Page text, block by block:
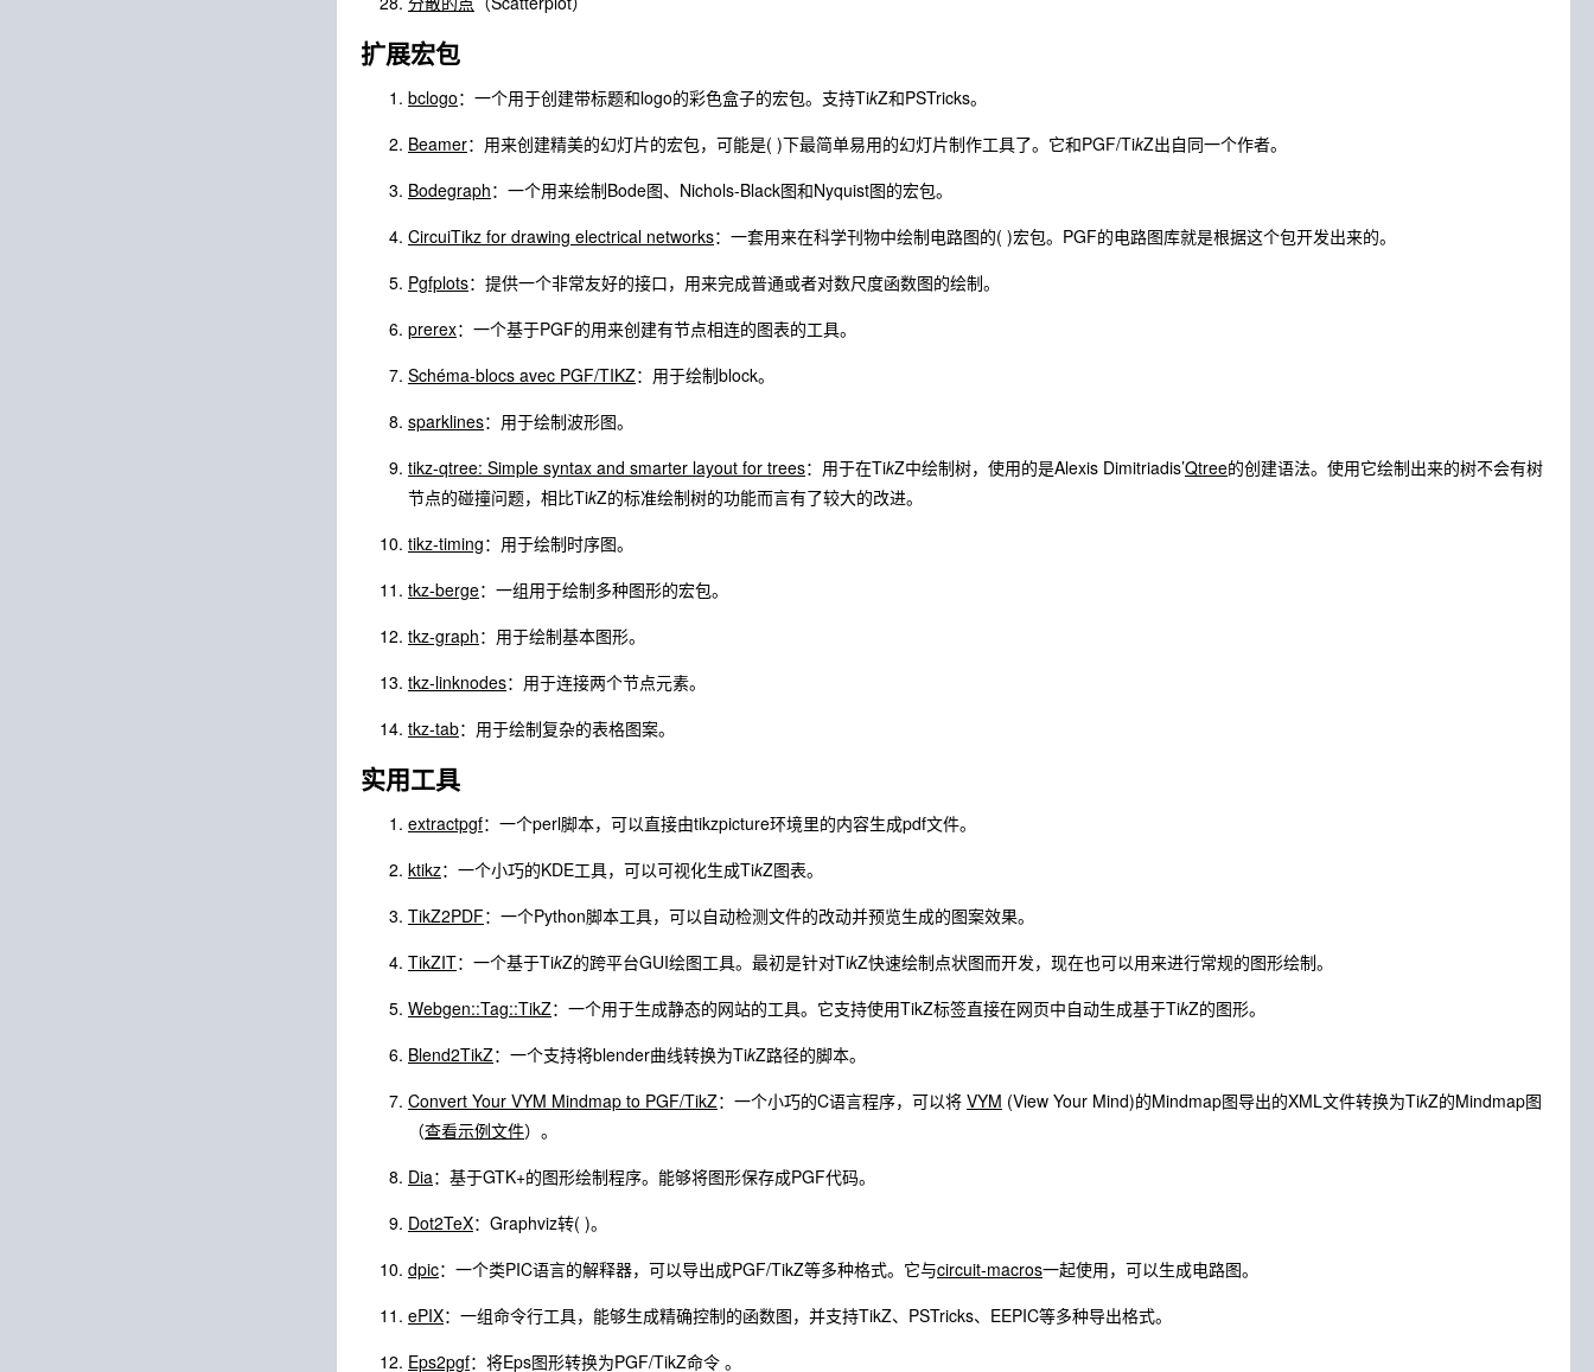
扩展宏包
bclogo：一个用于创建带标题和logo的彩色盒子的宏包。支持TikZ和PSTricks。
Beamer：用来创建精美的幻灯片的宏包，可能是( )下最简单易用的幻灯片制作工具了。它和PGF/TikZ出自同一个作者。
Bodegraph：一个用来绘制Bode图、Nichols-Black图和Nyquist图的宏包。
CircuiTikz for drawing electrical networks：一套用来在科学刊物中绘制电路图的( )宏包。PGF的电路图库就是根据这个包开发出来的。
Pgfplots：提供一个非常友好的接口，用来完成普通或者对数尺度函数图的绘制。
prerex：一个基于PGF的用来创建有节点相连的图表的工具。
Schéma-blocs avec PGF/TIKZ：用于绘制block。
sparklines：用于绘制波形图。
tikz-qtree: Simple syntax and smarter layout for trees：用于在TikZ中绘制树，使用的是Alexis Dimitriadis’Qtree的创建语法。使用它绘制出来的树不会有树
节点的碰撞问题，相比TikZ的标准绘制树的功能而言有了较大的改进。
tikz-timing：用于绘制时序图。
tkz-berge：一组用于绘制多种图形的宏包。
tkz-graph：用于绘制基本图形。
tkz-linknodes：用于连接两个节点元素。
tkz-tab：用于绘制复杂的表格图案。
实用工具
extractpgf：一个perl脚本，可以直接由tikzpicture环境里的内容生成pdf文件。
ktikz：一个小巧的KDE工具，可以可视化生成TikZ图表。
TikZ2PDF：一个Python脚本工具，可以自动检测文件的改动并预览生成的图案效果。
TikZIT：一个基于TikZ的跨平台GUI绘图工具。最初是针对TikZ快速绘制点状图而开发，现在也可以用来进行常规的图形绘制。
Webgen::Tag::TikZ：一个用于生成静态的网站的工具。它支持使用TikZ标签直接在网页中自动生成基于TikZ的图形。
Blend2TikZ：一个支持将blender曲线转换为TikZ路径的脚本。
Convert Your VYM Mindmap to PGF/TikZ：一个小巧的C语言程序，可以将 VYM (View Your Mind)的Mindmap图导出的XML文件转换为TikZ的Mindmap图
（查看示例文件）。
Dia：基于GTK+的图形绘制程序。能够将图形保存成PGF代码。
Dot2TeX：Graphviz转( )。
dpic：一个类PIC语言的解释器，可以导出成PGF/TikZ等多种格式。它与circuit-macros一起使用，可以生成电路图。
ePIX：一组命令行工具，能够生成精确控制的函数图，并支持TikZ、PSTricks、EEPIC等多种导出格式。
Eps2pgf：将Eps图形转换为PGF/TikZ命令 。